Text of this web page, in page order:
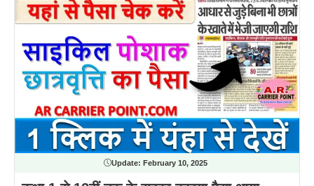
Update: February 10, 2025